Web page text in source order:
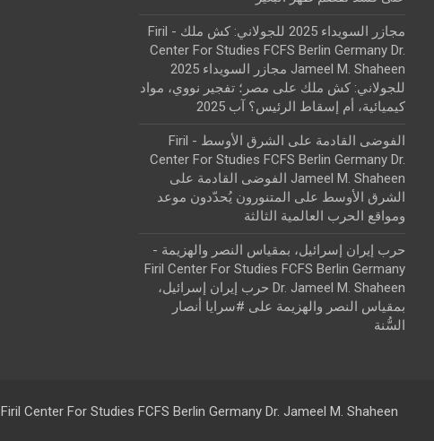
مجازر السويداء 2025 للجولاني: كش ملك - Firil
Center For Studies FCFS Berlin Germany Dr.
Jameel M. Shaheen مجازر السويداء 2025
للجولاني: كش ملك على مصر؛ تفجير نووي، مواد
كيميائية، أم إسقاط الرئيس؟ آب 2025
الفوضى القادمة على الشرق الأوسط - Firil
Center For Studies FCFS Berlin Germany Dr.
Jameel M. Shaheen الفوضى القادمة على
الشرق الأوسط على المتنورون يُحدّدون موعد
ومواقع الحرب العالمية الثالثة
حرب إيران إسرائيل، بمقياس النصر والهزيمة -
Firil Center For Studies FCFS Berlin Germany
Dr. Jameel M. Shaheen حرب إيران إسرائيل،
بمقياس النصر والهزيمة على #سرايا أنصار
السُّنة
Firil Center For Studies FCFS Berlin Germany Dr. Jameel M. Shaheen